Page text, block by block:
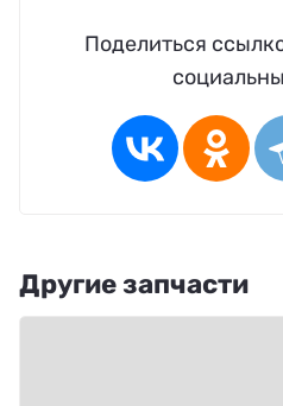
Поделиться
Другие запчасти